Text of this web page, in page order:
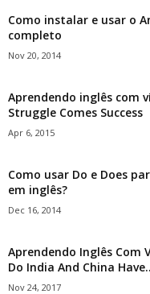
Como instalar e usar o
completo
Nov 20, 2014
Aprendendo inglês com
Struggle Comes Success
Apr 6, 2015
Como usar Do e Does
em inglês?
Dec 16, 2014
Aprendendo Inglês Com
Do India And China
Nov 24, 2017